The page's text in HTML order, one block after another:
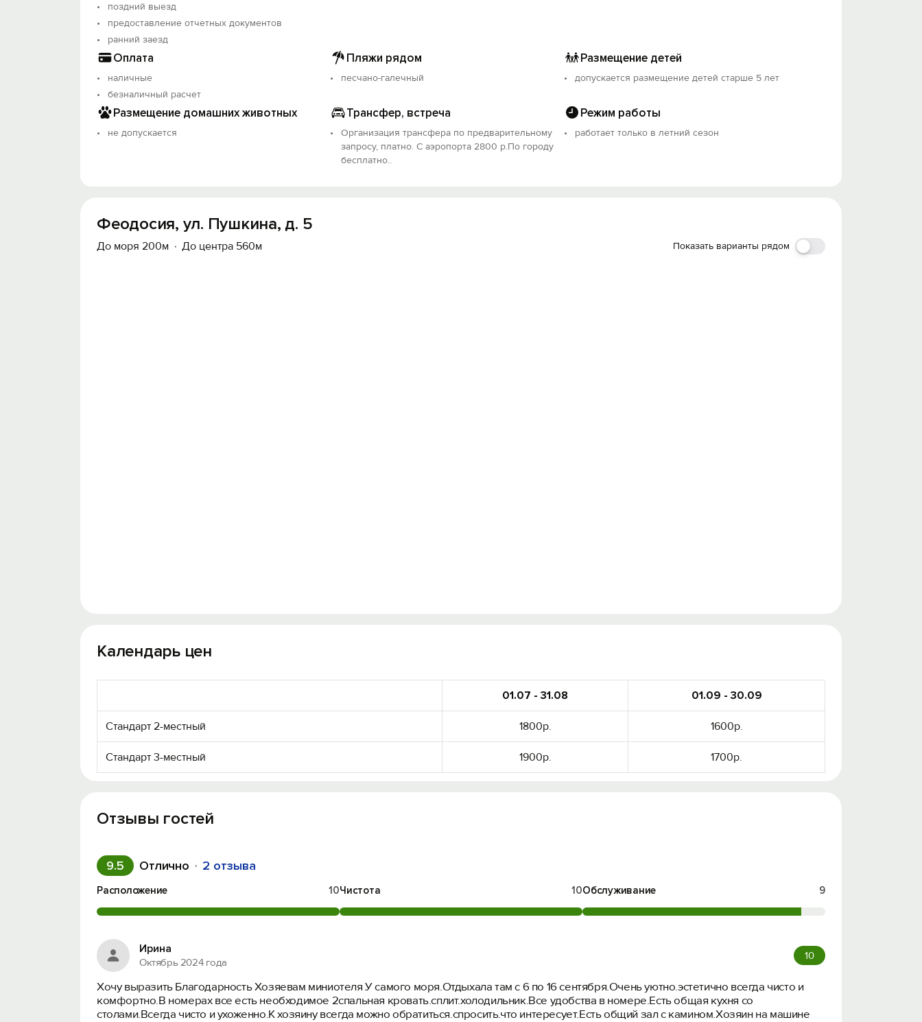
поздний выезд
предоставление отчетных документов
ранний заезд
Оплата
наличные
безналичный расчет
Пляжи рядом
песчано-галечный
Размещение детей
допускается размещение детей старше 5 лет
Размещение домашних животных
не допускается
Трансфер, встреча
Организация трансфера по предварительному
запросу, платно. С аэропорта 2800 р.По городу
бесплатно..
Режим работы
работает только в летний сезон
Феодосия, ул. Пушкина, д. 5
До моря 200м До центра 560м Показать варианты рядом
Календарь цен
01.07 - 31.08 01.09 - 30.09
Стандарт 2-местный 1800р. 1600р.
Стандарт 3-местный 1900р. 1700р.
Отзывы гостей
9.5 Отлично 2 отзыва
Расположение 10Чистота 10Обслуживание 9
Ирина
Октябрь 2024 года
10
Хочу выразить Благодарность Хозяевам миниотеля У самого моря.Отдыхала там с 6 по 16 сентября.Очень уютно.эстетично всегда чисто и
комфортно.В номерах все есть необходимое 2спальная кровать.сплит.холодильник.Все удобства в номере.Есть общая кухня со
столами.Всегда чисто и ухоженно.К хозяину всегда можно обратиться.спросить.что интересует.Есть общий зал с камином.Хозяин на машине
Войти с помощью